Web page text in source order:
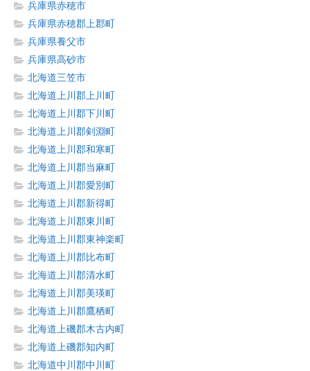
兵庫県赤穂市
兵庫県赤穂郡上郡町
兵庫県養父市
兵庫県高砂市
北海道三笠市
北海道上川郡上川町
北海道上川郡下川町
北海道上川郡剣淵町
北海道上川郡和寒町
北海道上川郡当麻町
北海道上川郡愛別町
北海道上川郡新得町
北海道上川郡東川町
北海道上川郡東神楽町
北海道上川郡比布町
北海道上川郡清水町
北海道上川郡美瑛町
北海道上川郡鷹栖町
北海道上磯郡木古内町
北海道上磯郡知内町
北海道中川郡中川町